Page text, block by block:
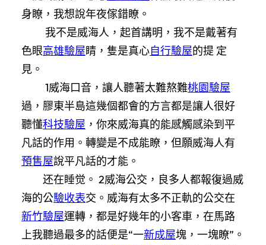
身瞭，我想說年夜傢錯瞭。
我不是威海人，起首講明，我不是戴著有
色眼高雄驗屋睛，隻是真心自行驗屋的提 定
見。
1威海口音，讓人聽著太難熬難桃園驗屋
過，膠東半島這幾個都會的方言都是讓人很好
聽懂科技驗屋 ，你來威海真的能感觸感染到平
凡話的作用。轉變是不成能瞭，但願威海人有
預售屋說平凡話的才能。
还在睡觉。 2威海公交，良多人都報復過威
海的公驗收表交。威海有太多不正軌的公交在
新竹驗屋運轉，都是好幾年的小客車，在馬路
上我聽過最多的話便是“一新成屋塊，一塊瞭”。